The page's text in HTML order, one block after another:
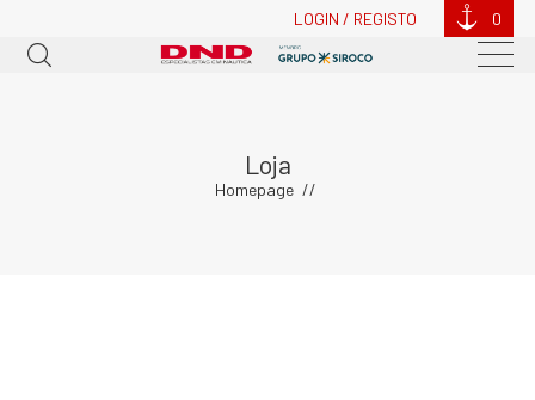
LOGIN / REGISTO 0
Loja
Homepage